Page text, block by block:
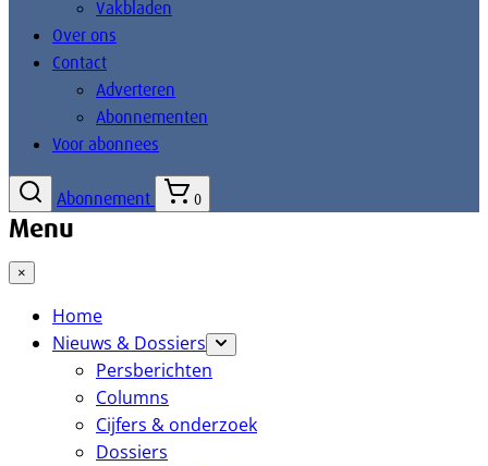
Vakbladen
Over ons
Contact
Adverteren
Abonnementen
Voor abonnees
Abonnement 0
Menu
×
Home
Nieuws & Dossiers
Persberichten
Columns
Cijfers & onderzoek
Dossiers